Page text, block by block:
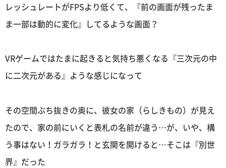
レッシュレートがFPSより低くて、『前の画面が残ったま
ま一部は動的に変化』してるような画面？
VRゲームではたまに起きると気持ち悪くなる『三次元の中
に二次元がある』ような感じになって
その空間ぶち抜きの奥に、彼女の家（らしきもの）が見え
たので、家の前にいくと表札の名前が違う…が、いや、構
う事はない！ガラガラ！と玄関を開けると…そこは『別世
界』だった